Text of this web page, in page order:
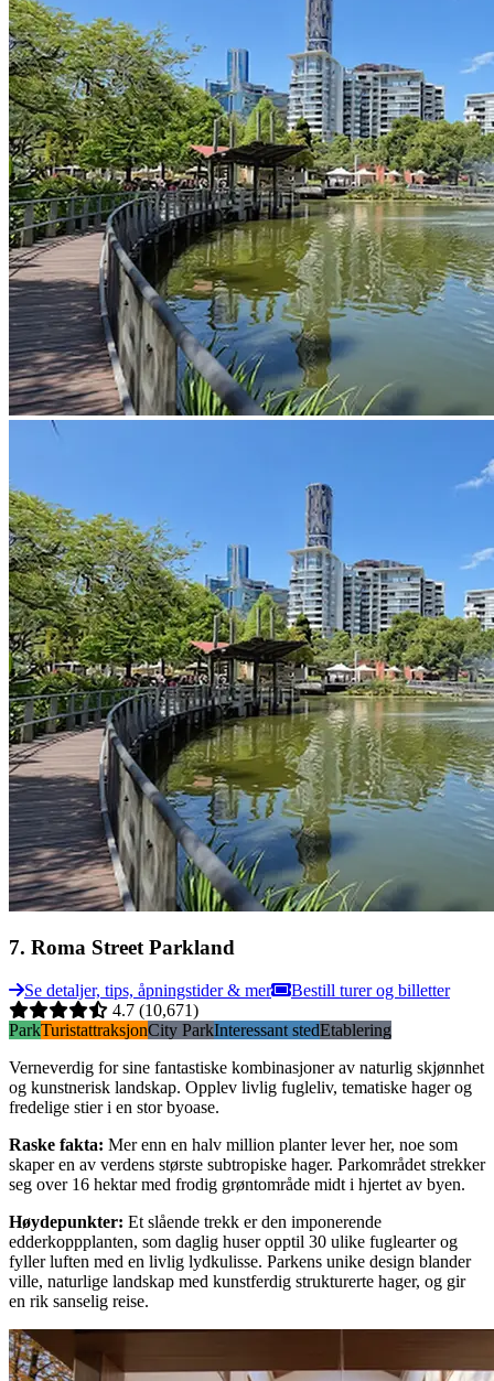
7. Roma Street Parkland
Se detaljer, tips, åpningstider & mer
Bestill turer og billetter
4.7 (10,671)
ParkTuristattraksjonCity ParkInteressant stedEtablering
Verneverdig for sine fantastiske kombinasjoner av naturlig skjønnhet
og kunstnerisk landskap. Opplev livlig fugleliv, tematiske hager og
fredelige stier i en stor byoase.
Raske fakta: Mer enn en halv million planter lever her, noe som
skaper en av verdens største subtropiske hager. Parkområdet strekker
seg over 16 hektar med frodig grøntområde midt i hjertet av byen.
Høydepunkter: Et slående trekk er den imponerende
edderkoppplanten, som daglig huser opptil 30 ulike fuglearter og
fyller luften med en livlig lydkulisse. Parkens unike design blander
ville, naturlige landskap med kunstferdig strukturerte hager, og gir
en rik sanselig reise.